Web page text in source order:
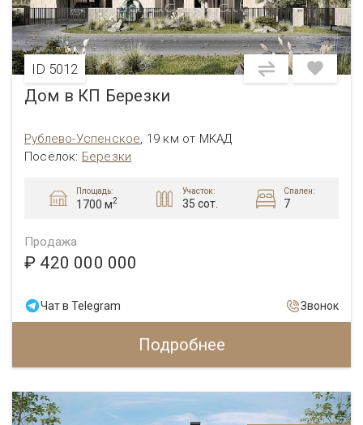
ID 5012
Дом в КП Березки
Рублево-Успенское, 19 км от МКАД
Посёлок: Березки
Площадь:
1700 м2
Участок:
35 сот.
Спален:
7
Продажа
₽ 420 000 000
Чат в Telegram Звонок
Подробнее